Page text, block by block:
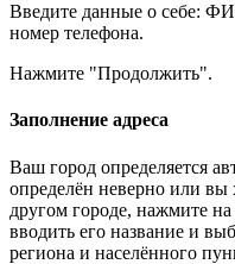
Введите данные о себе:
номер телефона.
Нажмите "Продолжить".
Заполнение адреса
Ваш город определяется
определён неверно или вы
другом городе, нажмите
вводить его название и
региона и населённого